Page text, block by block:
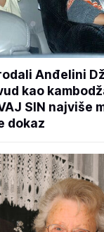
Anđelini
kao
SIN najviše
dokaz